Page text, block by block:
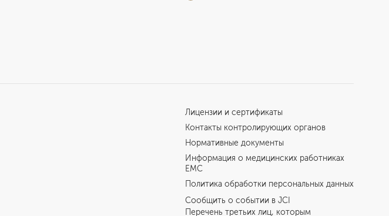
Лицензии и сертификаты
Контакты контролирующих органов
Нормативные документы
Информация о медицинских работниках
EMC
Политика обработки персональных данных
Сообщить о событии в JCI
Перечень третьих лиц, которым